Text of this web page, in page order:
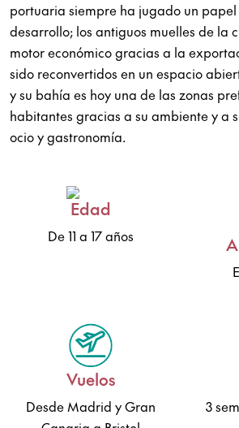
portuaria siempre ha jugado un
desarrollo; los antiguos muelles de la
motor económico gracias a la
sido reconvertidos en un espacio
y su bahía es hoy una de las zonas
habitantes gracias a su ambiente y a
ocio y gastronomía.
Edad
De 11 a 17 años
Vuelos
Desde Madrid y Gran
3